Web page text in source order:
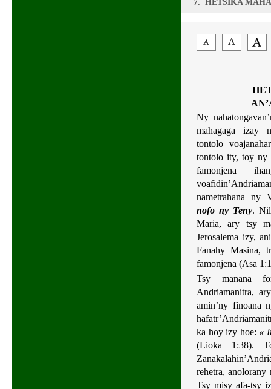
7. HETSIKA
Ny
mahagaga izay
tontolo
tontolo ity, toy ny
famonjena
nametrahana ny
nofo ny Teny.
Maria, ary tsy
Jerosalema izy,
Fanahy Masina,
famonjena (Asa
Tsy manana
Andriamanitra,
amin’ny finoana
ka hoy izy hoe: «
(Lioka 1:38).
rehetra,
Tsy misy afa-tsy